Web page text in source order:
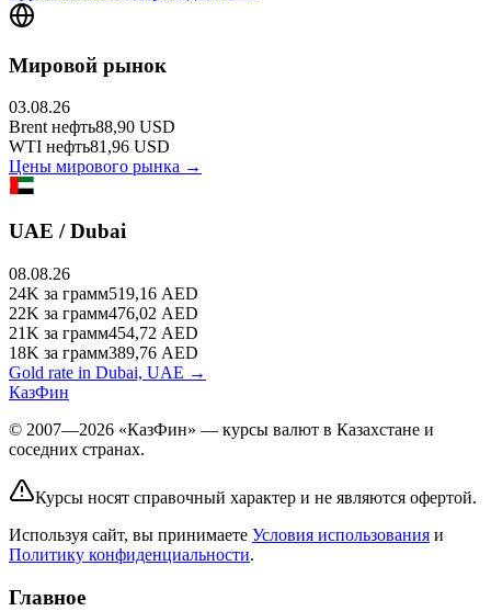
Мировой рынок
03.08.26
Brent нефть88,90 USD
WTI нефть81,96 USD
Цены мирового рынка →
UAE / Dubai
08.08.26
24K за грамм519,16 AED
22K за грамм476,02 AED
21K за грамм454,72 AED
18K за грамм389,76 AED
Gold rate in Dubai, UAE →
КазФин
© 2007—2026 «КазФин» — курсы валют в Казахстане и
соседних странах.
Курсы носят справочный характер и не являются офертой.
Используя сайт, вы принимаете Условия использования и
Политику конфиденциальности.
Главное